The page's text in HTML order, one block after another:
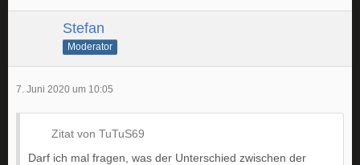
Stefan
Moderator
7. Juni 2020 um 10:05
Zitat von TuTuS69
Darf ich mal fragen, was der Unterschied zwischen der